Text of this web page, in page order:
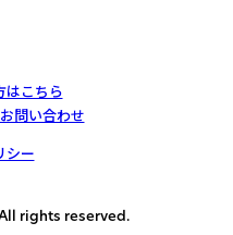
はこちら
問い合わせ
シー
rights reserved.